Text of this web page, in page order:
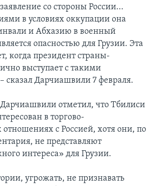
со стороны России...
в условиях оккупации она
и Абхазию в военный
опасностью для Грузии. Эта
когда президент страны-
выступает с такими
сказал Дарчиашвили 7 февраля.
отметил, что Тбилиси
в торгово-
с Россией, хотя они, по
не представляют
интереса» для Грузии.
угрожать, не признавать